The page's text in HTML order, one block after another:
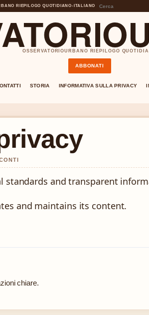
RIEPILOGO QUOTIDIANO• ITALIANO
OSSERVATORIOURBANO RIEPILOGO
ABBONATI
STORIA INFORMATIVA SULLA PRIVACY
and transparent
and maintains its content.
chiare.